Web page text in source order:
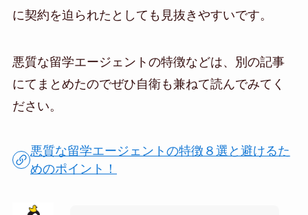
に契約を迫られたとしても見抜きやすいです。
悪質な留学エージェントの特徴などは、別の記事
にてまとめたのでぜひ自衛も兼ねて読んでみてく
ださい。
悪質な留学エージェントの特徴８選と避けるた
めのポイント！